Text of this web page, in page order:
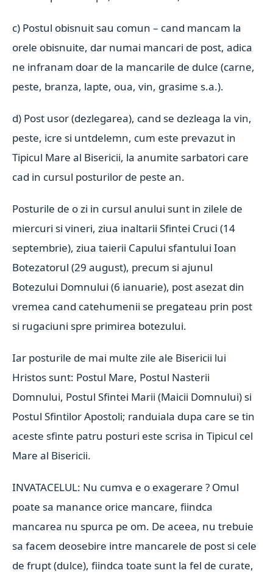
c) Postul obisnuit sau comun – cand mancam la
orele obisnuite, dar numai mancari de post, adica
ne infranam doar de la mancarile de dulce (carne,
peste, branza, lapte, oua, vin, grasime s.a.).
d) Post usor (dezlegarea), cand se dezleaga la vin,
peste, icre si untdelemn, cum este prevazut in
Tipicul Mare al Bisericii, la anumite sarbatori care
cad in cursul posturilor de peste an.
Posturile de o zi in cursul anului sunt in zilele de
miercuri si vineri, ziua inaltarii Sfintei Cruci (14
septembrie), ziua taierii Capului sfantului Ioan
Botezatorul (29 august), precum si ajunul
Botezului Domnului (6 ianuarie), post asezat din
vremea cand catehumenii se pregateau prin post
si rugaciuni spre primirea botezului.
Iar posturile de mai multe zile ale Bisericii lui
Hristos sunt: Postul Mare, Postul Nasterii
Domnului, Postul Sfintei Marii (Maicii Domnului) si
Postul Sfintilor Apostoli; randuiala dupa care se tin
aceste sfinte patru posturi este scrisa in Tipicul cel
Mare al Bisericii.
INVATACELUL: Nu cumva e o exagerare ? Omul
poate sa manance orice mancare, fiindca
mancarea nu spurca pe om. De aceea, nu trebuie
sa facem deosebire intre mancarele de post si cele
de frupt (dulce), fiindca toate sunt la fel de curate,